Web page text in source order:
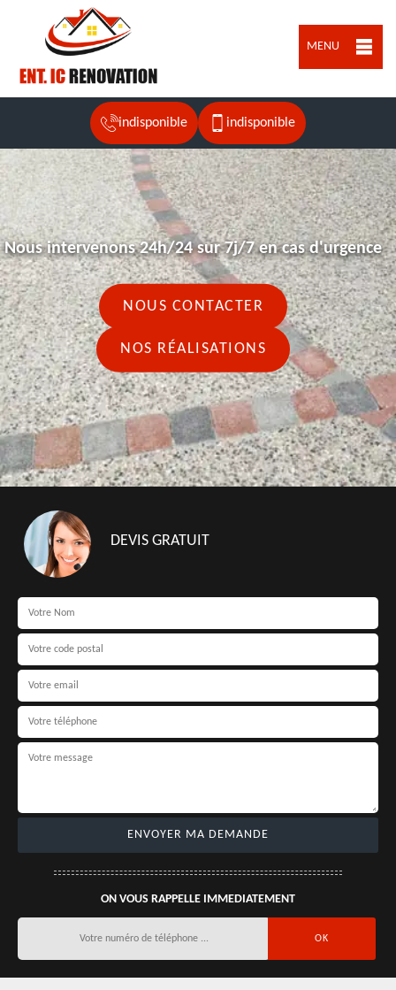
MENU
indisponible indisponible
Nous intervenons 24h/24 sur 7j/7 en cas d'urgence
NOUS CONTACTER
NOS RÉALISATIONS
DEVIS GRATUIT
ON VOUS RAPPELLE IMMEDIATEMENT